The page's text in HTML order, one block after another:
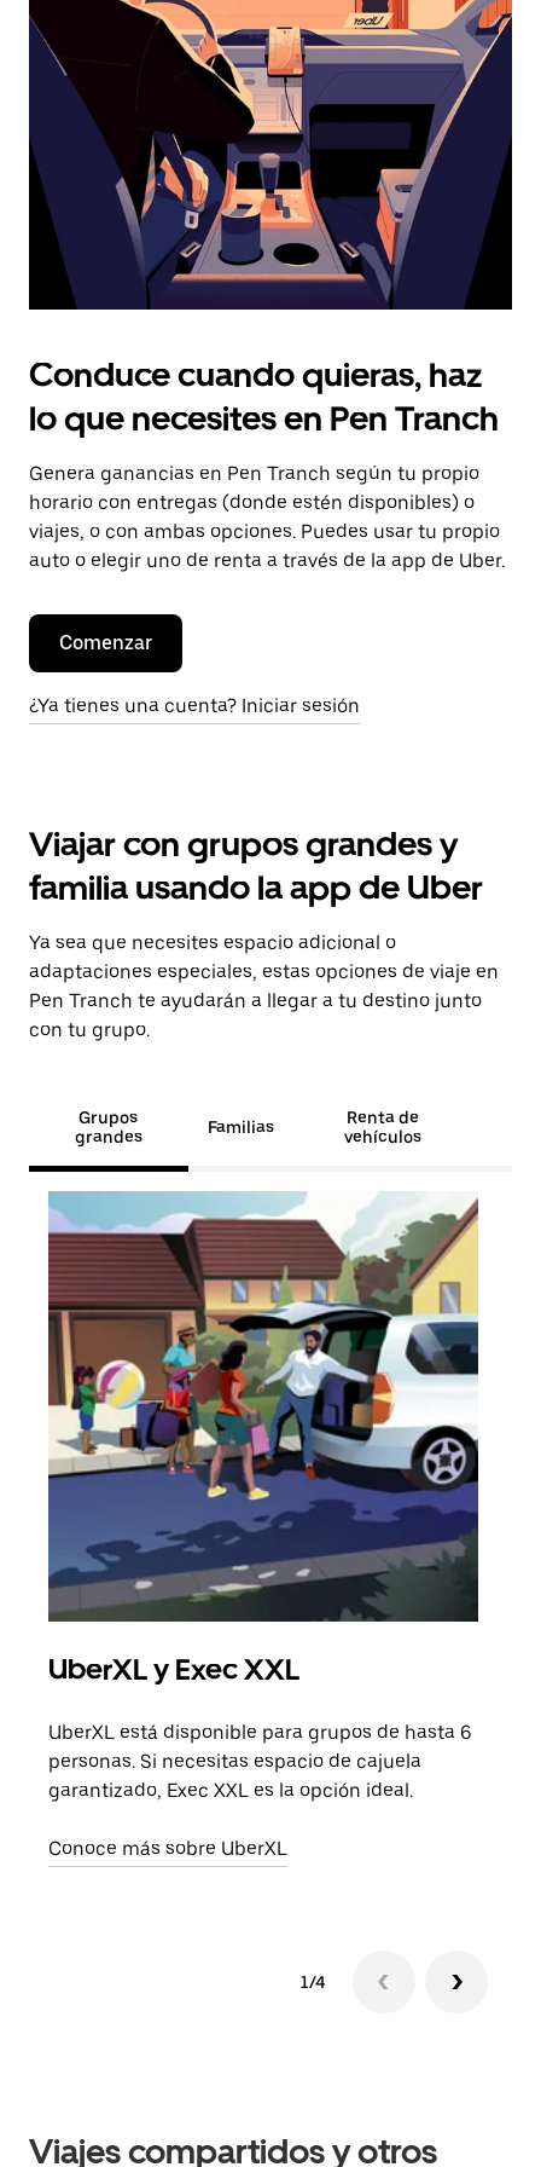
Presiona
la
tecla Esc
para
calendario.
Conduce cuando quieras, haz
lo que necesites en Pen Tranch
Genera ganancias en Pen Tranch según tu propio
horario con entregas (donde estén disponibles) o
viajes, o con ambas opciones. Puedes usar tu propio
auto o elegir uno de renta a través de la app de Uber.
Comenzar
¿Ya tienes una cuenta? Iniciar sesión
Viajar con grupos grandes y
familia usando la app de Uber
Ya sea que necesites espacio adicional o
adaptaciones especiales, estas opciones de viaje en
Pen Tranch te ayudarán a llegar a tu destino junto
con tu grupo.
Grupos
grandes
Familias
Renta de
vehículos
UberXL y Exec XXL
UberXL está disponible para grupos de hasta 6
personas. Si necesitas espacio de cajuela
garantizado, Exec XXL es la opción ideal.
Conoce más sobre UberXL
1/4
Viajes compartidos y otros